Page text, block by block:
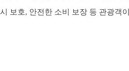
보호, 안전한 소비 보장 등 관광객